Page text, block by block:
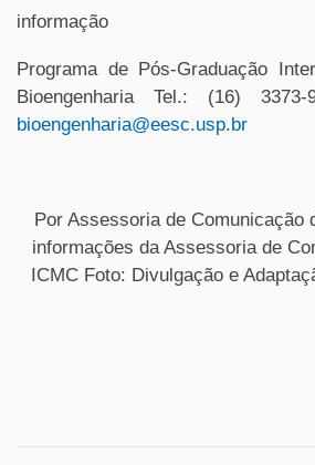
informação
Programa de Pós-Graduação
Bioengenharia Tel.: (16) 3373-
bioengenharia@eesc.usp.br
Por Assessoria de Comunicação
informações da Assessoria de
ICMC Foto: Divulgação e